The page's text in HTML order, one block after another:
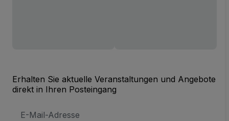
Erhalten Sie aktuelle Veranstaltungen und Angebote
direkt in Ihren Posteingang
Mail-